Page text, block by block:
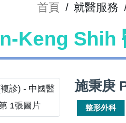
首頁 / 就醫服務
Keng Shih
施秉庚
整形外科